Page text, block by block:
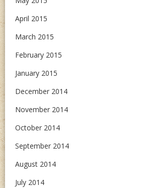
April 2015
March 2015
February 2015
January 2015
December 2014
November 2014
October 2014
September 2014
August 2014
July 2014